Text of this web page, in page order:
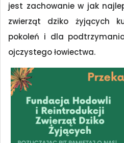
jest zachowanie w jak
zwierząt dziko żyjących
pokoleń i dla
ojczystego łowiectwa.